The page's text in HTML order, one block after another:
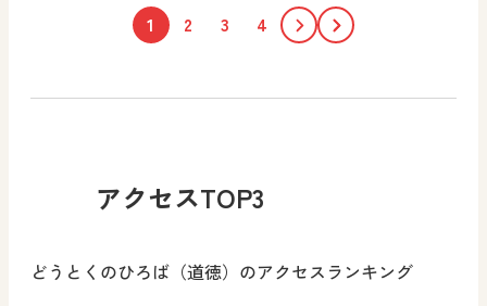
1 2 3 4
アクセスTOP3
どうとくのひろば（道徳）のアクセスランキング